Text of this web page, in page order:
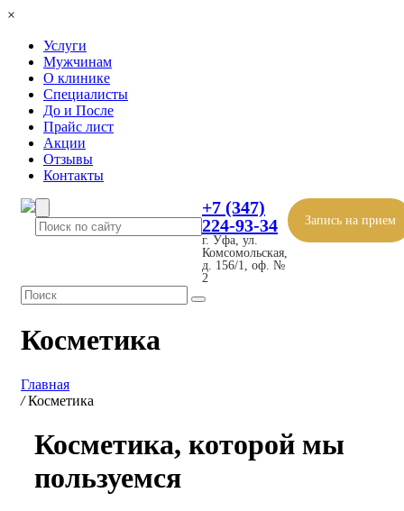
×
Услуги
Мужчинам
О клинике
Специалисты
До и После
Прайс лист
Акции
Отзывы
Контакты
+7 (347)
224-93-34
г. Уфа, ул.
Комсомольская,
д. 156/1, оф. №
2
Запись на прием
Косметика
Главная
/ Косметика
Косметика, которой мы
пользуемся